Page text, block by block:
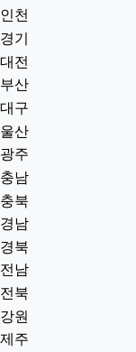
인천
경기
대전
부산
대구
울산
광주
충남
충북
경남
경북
전남
전북
강원
제주